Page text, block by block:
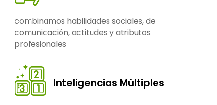
combinamos habilidades sociales, de
comunicación, actitudes y atributos
profesionales
Inteligencias Múltiples